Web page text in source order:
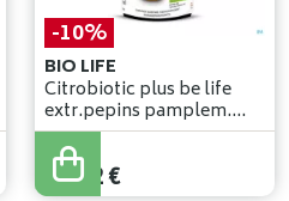
-10%
BIO LIFE
Citrobiotic plus be life
extr.pepins pamplem.
50ml
18,80
16,92€